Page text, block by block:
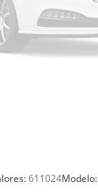
611024Modelo: